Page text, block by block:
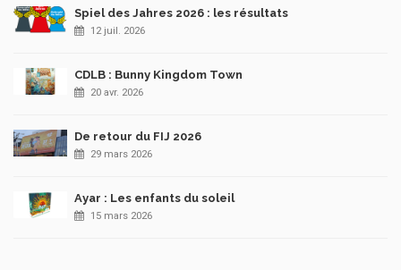
Spiel des Jahres 2026 : les résultats
12 juil. 2026
CDLB : Bunny Kingdom Town
20 avr. 2026
De retour du FIJ 2026
29 mars 2026
Ayar : Les enfants du soleil
15 mars 2026